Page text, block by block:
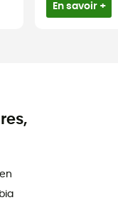
En savoir +